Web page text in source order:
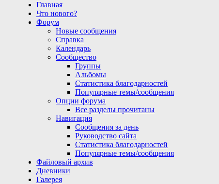
Главная
Что нового?
Форум
Новые сообщения
Справка
Календарь
Сообщество
Группы
Альбомы
Статистика благодарностей
Популярные темы/сообщения
Опции форума
Все разделы прочитаны
Навигация
Сообщения за день
Руководство сайта
Статистика благодарностей
Популярные темы/сообщения
Файловый архив
Дневники
Галерея